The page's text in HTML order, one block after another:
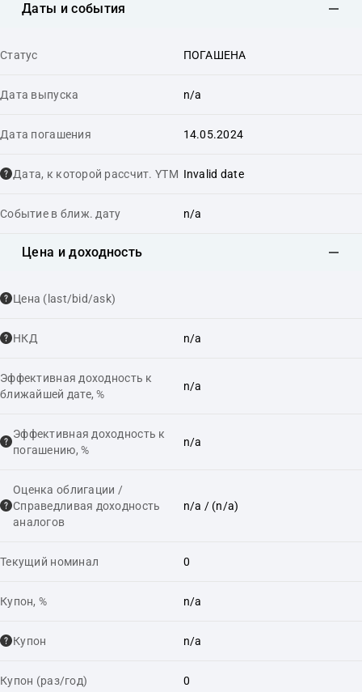
Даты и события
Статус ПОГАШЕНА
Дата выпуска n/a
Дата погашения 14.05.2024
Дата, к которой рассчит. YTM Invalid date
Событие в ближ. дату n/a
Цена и доходность
Цена (last/bid/ask)
НКД n/a
Эффективная доходность к
ближайшей дате, %
n/a
Эффективная доходность к
погашению, %
n/a
Оценка облигации /
Справедливая доходность
аналогов
n/a / (n/a)
Текущий номинал 0
Купон, % n/a
Купон n/a
Купон (раз/год) 0